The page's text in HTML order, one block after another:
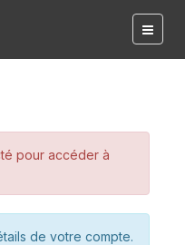
pour accéder à
de votre compte.